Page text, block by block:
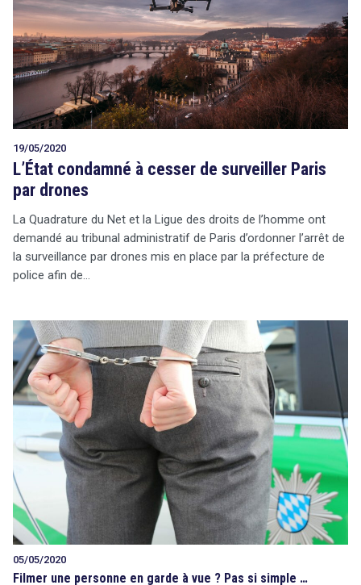
05/05/2020
Filmer une personne en garde à vue ? Pas si simple …
19/05/2020
L’État condamné à cesser de surveiller Paris
par drones
La Quadrature du Net et la Ligue des droits de l’homme ont
demandé au tribunal administratif de Paris d’ordonner l’arrêt de
la surveillance par drones mis en place par la préfecture de
police afin de…